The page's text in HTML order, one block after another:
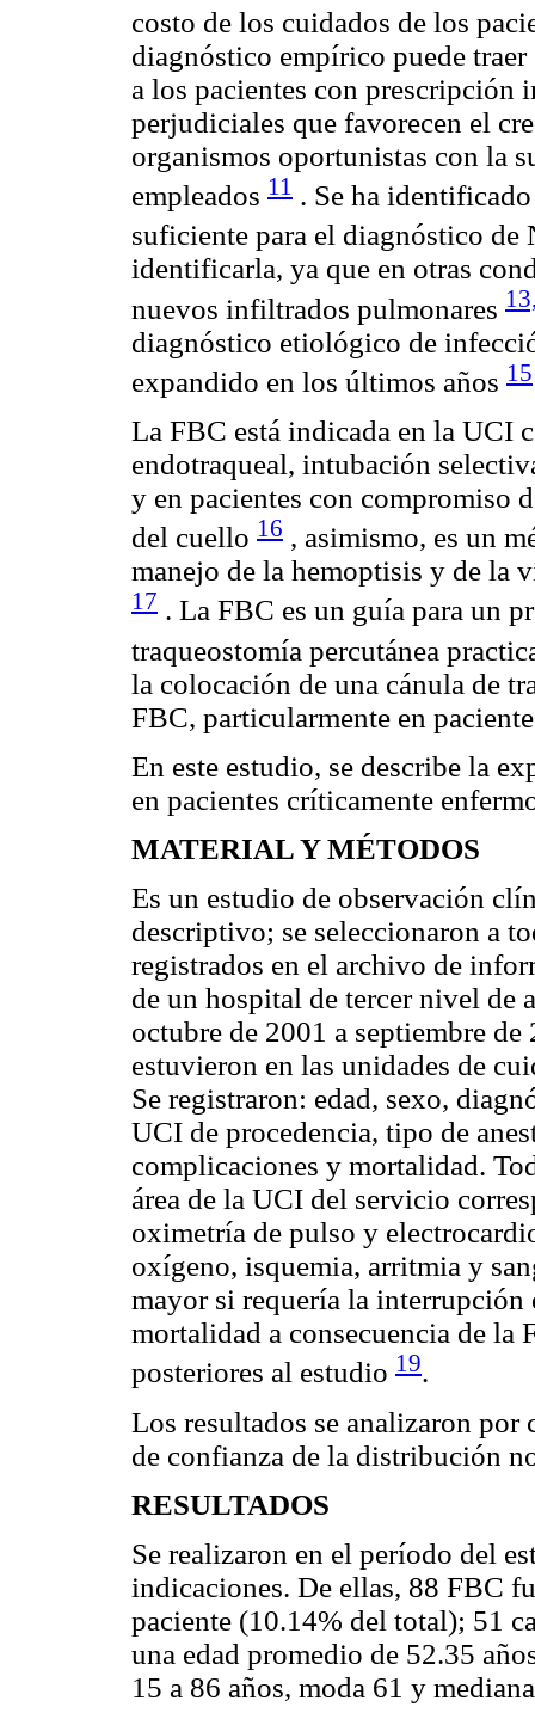
costo de los cuidados de los
diagnóstico empírico puede
a los pacientes con prescripción
perjudiciales que favorecen el
organismos oportunistas con la
empleados 11 . Se ha
suficiente para el diagnóstico
identificarla, ya que en otras
nuevos infiltrados pulmonares
diagnóstico etiológico de
expandido en los últimos años 15
La FBC está indicada en la UCI
endotraqueal, intubación
y en pacientes con compromiso
del cuello 16 , asimismo, es un
manejo de la hemoptisis y de la
17 . La FBC es un guía para un
traqueostomía percutánea
la colocación de una cánula de
FBC, particularmente en
En este estudio, se describe la
en pacientes críticamente
MATERIAL Y MÉTODOS
Es un estudio de observación
descriptivo; se seleccionaron a
registrados en el archivo de
de un hospital de tercer nivel de
octubre de 2001 a septiembre
estuvieron en las unidades de
Se registraron: edad, sexo,
UCI de procedencia, tipo de
complicaciones y mortalidad.
área de la UCI del servicio
oximetría de pulso y
oxígeno, isquemia, arritmia y
mayor si requería la
mortalidad a consecuencia de la
posteriores al estudio 19.
Los resultados se analizaron
de confianza de la distribución
RESULTADOS
Se realizaron en el período del
indicaciones. De ellas, 88 FBC
paciente (10.14% del total); 51
una edad promedio de 52.35
15 a 86 años, moda 61 y